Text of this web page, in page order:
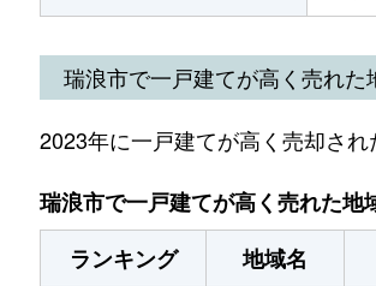
瑞浪市で一戸建てが高く売れた
2023年に一戸建てが高く売却され
瑞浪市で一戸建てが高く売れた地
ランキング
地域名